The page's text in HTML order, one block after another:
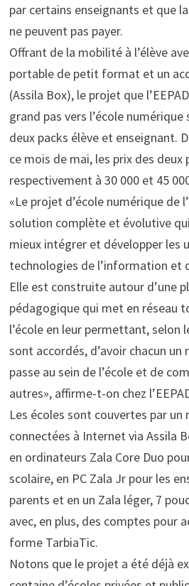
par certains enseignants et que
ne peuvent pas payer.
Offrant de la mobilité à l’élève
portable de petit format et un
(Assila Box), le projet que
grand pas vers l’école
deux packs élève et enseignant.
ce mois de mai, les prix des deux
respectivement à 30 000 et 45
«Le projet d’école numérique de
solution complète et évolutive
mieux intégrer et développer les
technologies de l’information et
Elle est construite autour d’une
pédagogique qui met en réseau
l’école en leur permettant, selon
sont accordés, d’avoir chacun un
passe au sein de l’école et de
autres», affirme-t-on chez
Les écoles sont couvertes par un
connectées à Internet via Assila
en ordinateurs Zala Core Duo
scolaire, en PC Zala Jr pour les
parents et en un Zala léger, 7
avec, en plus, des comptes pour
forme TarbiaTic.
Notons que le projet a été déjà